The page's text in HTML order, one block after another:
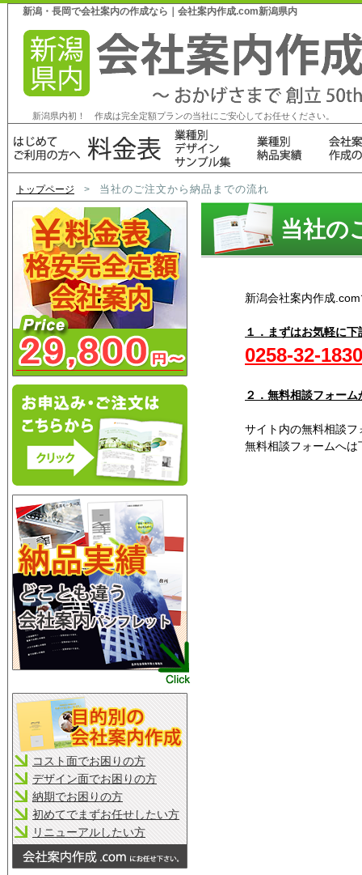
新潟・長岡で会社案内の作成なら｜会社案内作成.com新潟県内
新潟県内初！ 作成は完全定額プランの当社にご安心してお任せください。
トップページ > 当社のご注文から納品までの流れ
当社の
新潟会社案内作成
１．まずはお気軽に
0258-32-1830
２． 無料相談フォーム
サイト内の無料相談
無料相談フォームへ
コスト面でお困りの方
デザイン面でお困りの方
納期でお困りの方
初めてでまずお任せしたい方
リニューアルしたい方